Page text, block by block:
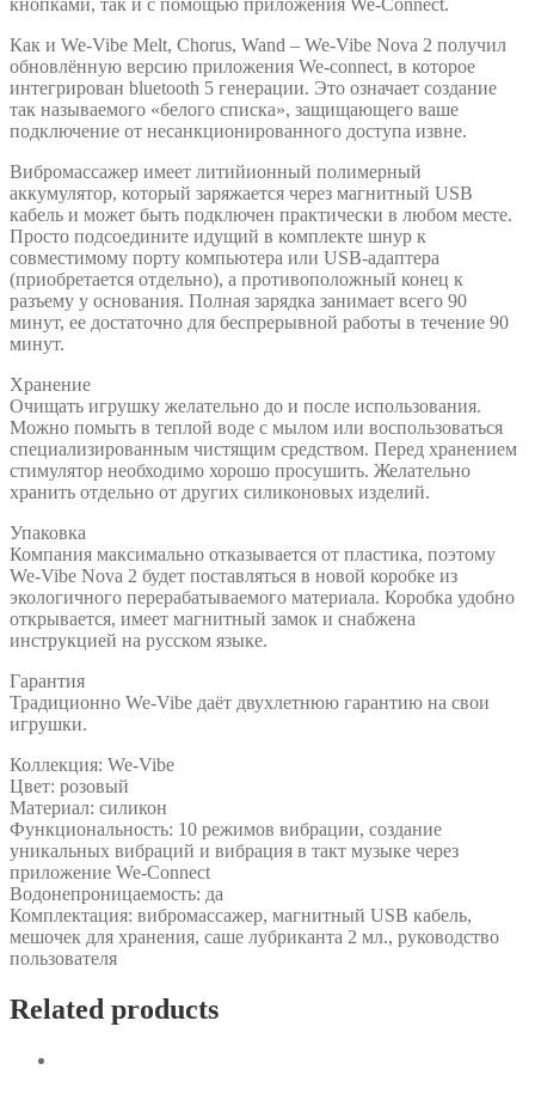
кнопками, так и с помощью приложения We-Сonnect.
Как и We-Vibe Melt, Chorus, Wand – We-Vibe Nova 2 получил
обновлённую версию приложения We-connect, в которое
интегрирован bluetooth 5 генерации. Это означает создание
так называемого «белого списка», защищающего ваше
подключение от несанкционированного доступа извне.
Вибромассажер имеет литийионный полимерный
аккумулятор, который заряжается через магнитный USB
кабель и может быть подключен практически в любом месте.
Просто подсоедините идущий в комплекте шнур к
совместимому порту компьютера или USB-адаптера
(приобретается отдельно), а противоположный конец к
разъему у основания. Полная зарядка занимает всего 90
минут, ее достаточно для беспрерывной работы в течение 90
минут.
Хранение
Очищать игрушку желательно до и после использования.
Можно помыть в теплой воде с мылом или воспользоваться
специализированным чистящим средством. Перед хранением
стимулятор необходимо хорошо просушить. Желательно
хранить отдельно от других силиконовых изделий.
Упаковка
Компания максимально отказывается от пластика, поэтому
We-Vibe Nova 2 будет поставляться в новой коробке из
экологичного перерабатываемого материала. Коробка удобно
открывается, имеет магнитный замок и снабжена
инструкцией на русском языке.
Гарантия
Традиционно We-Vibe даёт двухлетнюю гарантию на свои
игрушки.
Коллекция: We-Vibe
Цвет: розовый
Материал: силикон
Функциональность: 10 режимов вибрации, создание
уникальных вибраций и вибрация в такт музыке через
приложение We-Connect
Водонепроницаемость: да
Комплектация: вибромассажер, магнитный USB кабель,
мешочек для хранения, саше лубриканта 2 мл., руководство
пользователя
Related products